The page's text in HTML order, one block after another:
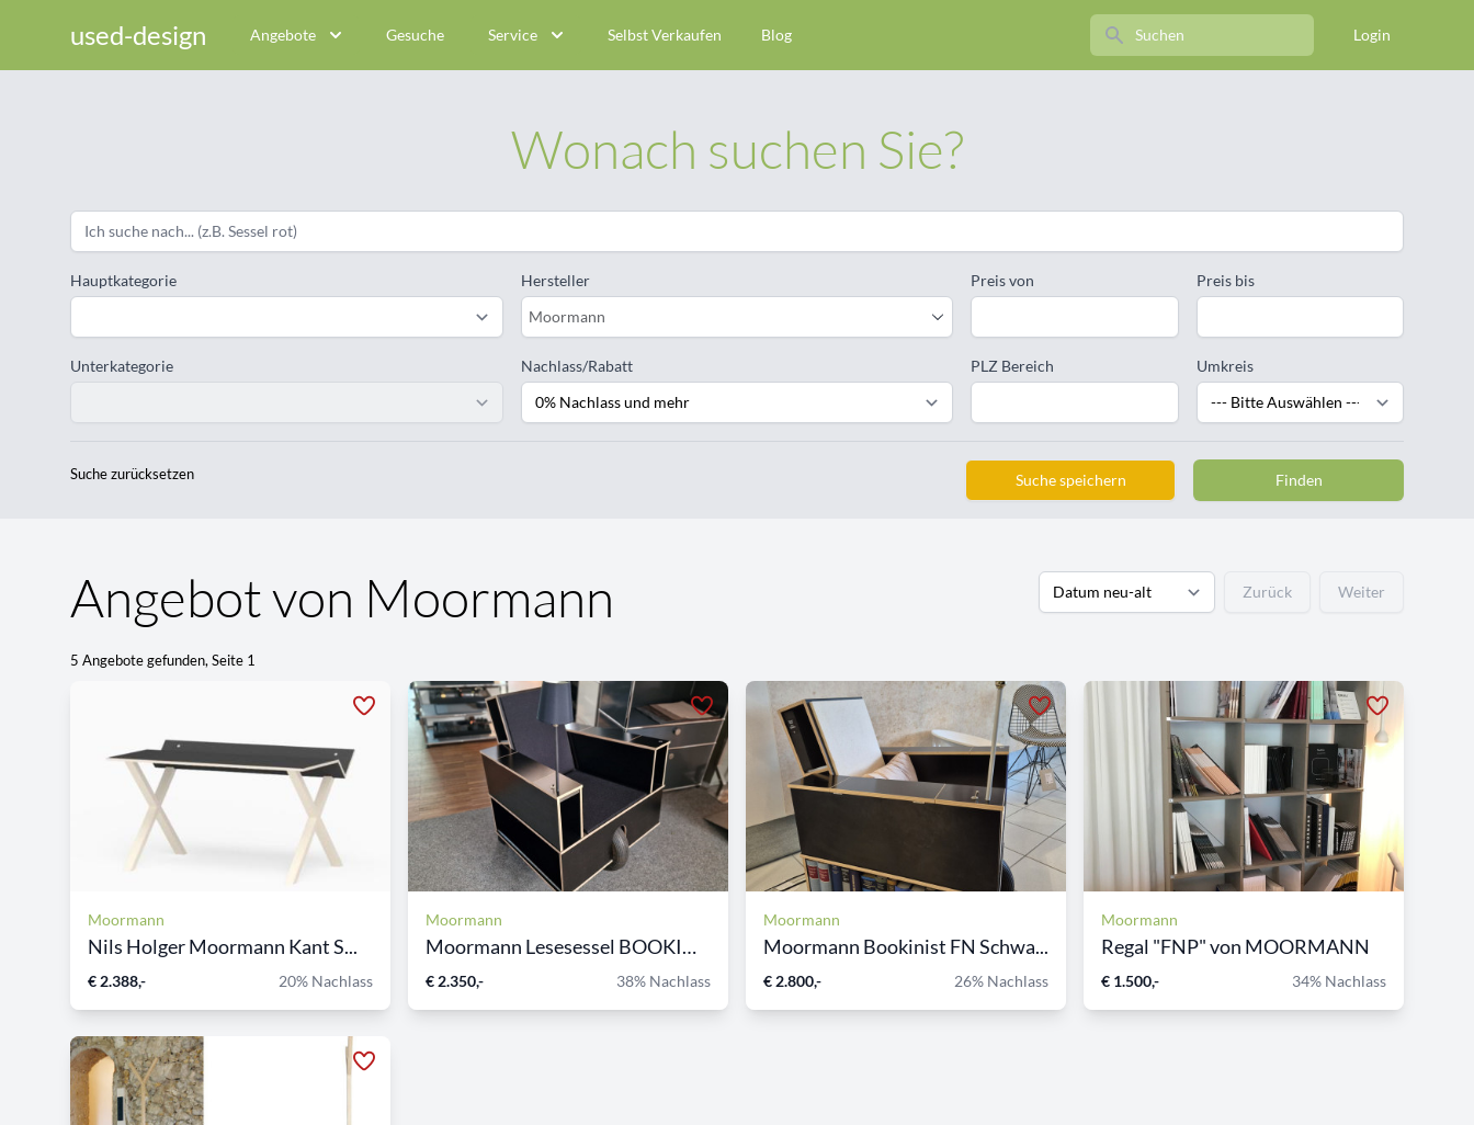
used-design Angebote Gesuche Service Selbst Verkaufen Blog Search Login
Wonach suchen Sie?
Hauptkategorie
Unterkategorie
Hersteller
Moormann
Nachlass/Rabatt
Preis von Preis bis
PLZ Bereich Umkreis
Suche zurücksetzen Suche speichern Finden
Angebot von Moormann
5 Angebote gefunden, Seite 1
Zurück Weiter
Moormann
Nils Holger Moormann Kant S...
€ 2.388,- 20% Nachlass
Moormann
Moormann Lesesessel BOOKINI...
€ 2.350,- 38% Nachlass
Moormann
Moormann Bookinist FN Schwa...
€ 2.800,- 26% Nachlass
Moormann
Regal "FNP" von MOORMANN
€ 1.500,- 34% Nachlass